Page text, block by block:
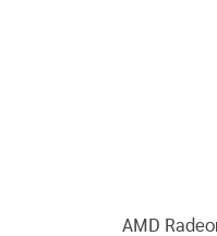
AMD